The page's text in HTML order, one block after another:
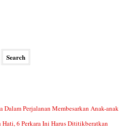
Dalam Perjalanan Membesarkan Anak-anak
Hati, 6 Perkara Ini Harus Dititikberatkan